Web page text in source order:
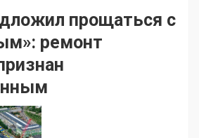
прощаться с
ремонт